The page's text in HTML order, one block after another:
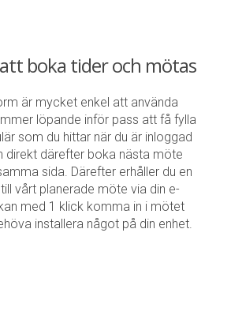
boka tider och mötas
är mycket enkel att använda
löpande inför pass att få fylla
som du hittar när du är inloggad
direkt därefter boka nästa möte
sida. Därefter erhåller du en
vårt planerade möte via din e-
med 1 klick komma in i mötet
installera något på din enhet.